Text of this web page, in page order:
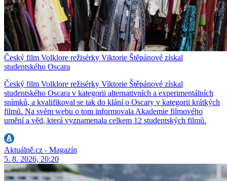
Český film Volklore režisérky Viktorie Štěpánové získal
studentského Oscara
Český film Volklore režisérky Viktorie Štěpánové získal
studentského Oscara v kategorii alternativních a experimentálních
snímků, a kvalifikoval se tak do klání o Oscary v kategorii krátkých
filmů. Na svém webu o tom informovala Akademie filmového
umění a věd, která vyznamenala celkem 12 studentských filmů.
Aktuálně.cz - Magazín
5. 8. 2026, 20:20